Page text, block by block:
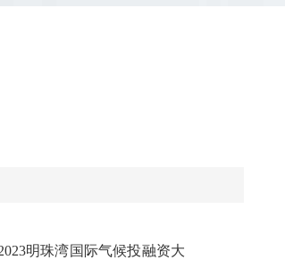
明珠湾国际气候投融资大